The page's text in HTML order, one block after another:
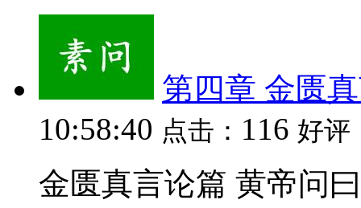
第四章 金匮
10:58:40 点击： 116 好评
金匮真言论篇 黄帝问